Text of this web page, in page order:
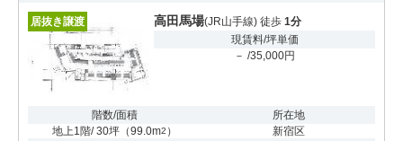
居抜き譲渡 高田馬場(JR山手線) 徒歩 1分
現賃料/坪単価
－ /35,000円
階数/面積
地上1階/ 30坪 （99.0m2 ）
所在地
新宿区